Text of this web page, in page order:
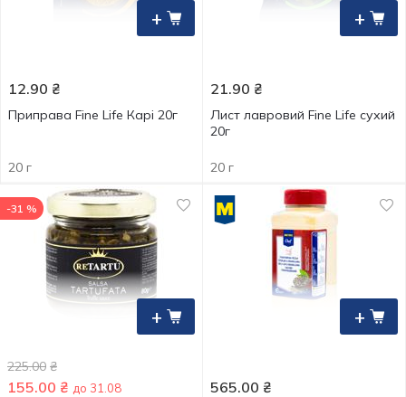
+
12.90 ₴
Приправа Fine Life Карі 20г
20 г
+
21.90 ₴
Лист лавровий Fine Life сухий
20г
20 г
+
-31 %
225.00 ₴
155.00 ₴ до 31.08
+
565.00 ₴